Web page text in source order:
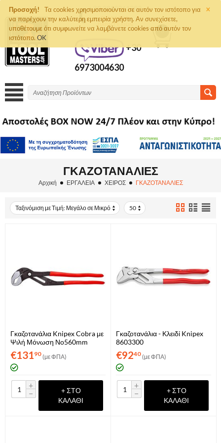
×
Προσοχή!
Τα cookies χρησιμοποιούνται σε αυτόν τον ιστότοπο για
να παρέχουν την καλύτερη εμπειρία χρήστη. Αν συνεχίσετε,
υποθέτουμε ότι συμφωνείτε να λαμβάνετε cookies από αυτόν τον
ιστότοπο. OK
+30 2810261292
ΤΗΛΈΦΩΝΟ
ΠΑΡΑΓΓΕΛΙΏΝ
+30
6973004630
0
ΓΚΑΖΟΤΑΝΑΛΙΕΣ
Αρχική ΕΡΓΑΛΕΙΑ ΧΕΙΡΟΣ ΓΚΑΖΟΤΑΝΑΛΙΕΣ
Ταξινόμιση με Τιμή: Μεγάλο σε Μικρό 50
Γκαζοτανάλια Knipex Cobra με
Ψιλή Μόνωση Νο560mm
8701560
€13190 (με ΦΠΑ)
+
−
+ ΣΤΟ
ΚΑΛΆΘΙ
Γκαζοτανάλια - Κλειδί Knipex
8603300
€9240 (με ΦΠΑ)
+
−
+ ΣΤΟ
ΚΑΛΆΘΙ